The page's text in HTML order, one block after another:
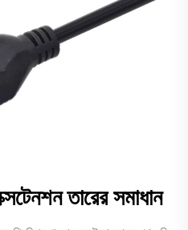
তারের সমাধান